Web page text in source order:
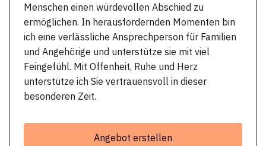
Menschen einen würdevollen Abschied zu
ermöglichen. In herausfordernden Momenten bin
ich eine verlässliche Ansprechperson für Familien
und Angehörige und unterstütze sie mit viel
Feingefühl. Mit Offenheit, Ruhe und Herz
unterstütze ich Sie vertrauensvoll in dieser
besonderen Zeit.
Angebot erstellen